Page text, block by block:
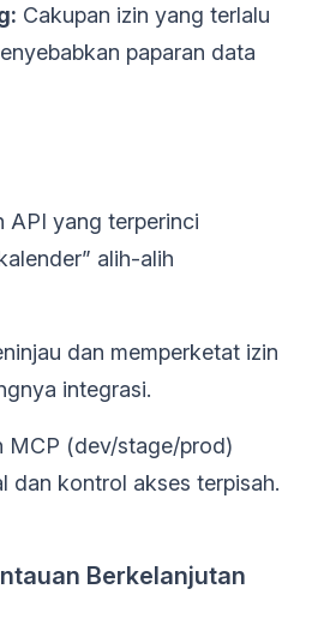
Cakupan izin yang terlalu
paparan data
API yang terperinci
alih-alih
dan memperketat izin
integrasi.
MCP (dev/stage/prod)
dan kontrol akses terpisah.
Berkelanjutan